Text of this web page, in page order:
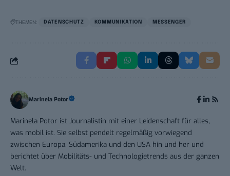
THEMEN: DATENSCHUTZ KOMMUNIKATION MESSENGER
Marinela Potor
Marinela Potor ist Journalistin mit einer Leidenschaft für alles,
was mobil ist. Sie selbst pendelt regelmäßig vorwiegend
zwischen Europa, Südamerika und den USA hin und her und
berichtet über Mobilitäts- und Technologietrends aus der ganzen
Welt.